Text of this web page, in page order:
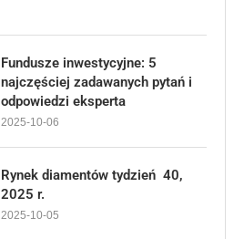
Fundusze inwestycyjne: 5
najczęściej zadawanych pytań i
odpowiedzi eksperta
2025-10-06
Rynek diamentów tydzień 40,
2025 r.
2025-10-05